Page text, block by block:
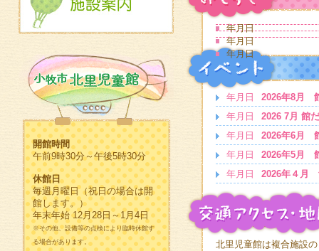
開館時間
午前9時30分～午後5時30分
休館日
毎週月曜日（祝日の場合は開
館します。）
年末年始 12月28日～1月4日
※その他、設備等の点検により臨時休館す
る場合があります。
年月日
年月日
年月日
年月日
2026年8月
年月日
2026 7月 館
年月日
2026年6月
年月日
2026年5月
年月日
2026年４月
北里児童館は複合施設